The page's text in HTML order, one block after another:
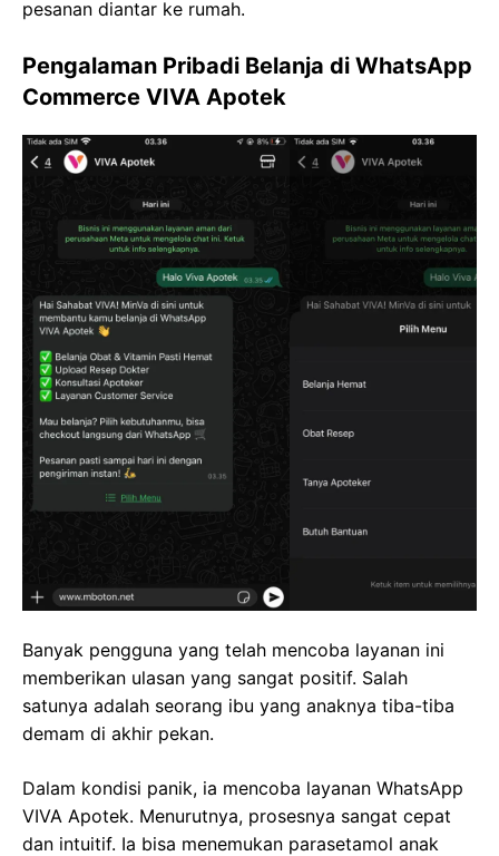
pesanan diantar ke rumah.
Pengalaman Pribadi Belanja di WhatsApp
Commerce VIVA Apotek
Banyak pengguna yang telah mencoba layanan ini
memberikan ulasan yang sangat positif. Salah
satunya adalah seorang ibu yang anaknya tiba-tiba
demam di akhir pekan.
Dalam kondisi panik, ia mencoba layanan WhatsApp
VIVA Apotek. Menurutnya, prosesnya sangat cepat
dan intuitif. Ia bisa menemukan parasetamol anak